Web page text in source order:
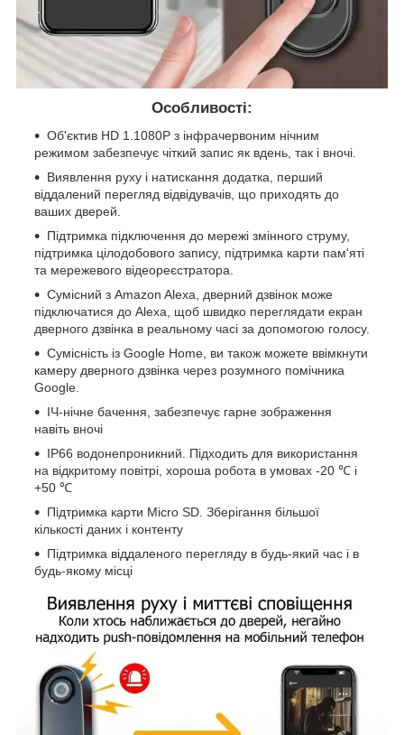
Особливості:
Об'єктив HD 1.1080P з інфрачервоним нічним
режимом забезпечує чіткий запис як вдень, так і вночі.
Виявлення руху і натискання додатка, перший
віддалений перегляд відвідувачів, що приходять до
ваших дверей.
Підтримка підключення до мережі змінного струму,
підтримка цілодобового запису, підтримка карти пам'яті
та мережевого відеореєстратора.
Сумісний з Amazon Alexa, дверний дзвінок може
підключатися до Alexa, щоб швидко переглядати екран
дверного дзвінка в реальному часі за допомогою голосу.
Сумісність із Google Home, ви також можете ввімкнути
камеру дверного дзвінка через розумного помічника
Google.
ІЧ-нічне бачення, забезпечує гарне зображення
навіть вночі
IP66 водонепроникний. Підходить для використання
на відкритому повітрі, хороша робота в умовах -20 ℃ і
+50 ℃
Підтримка карти Micro SD. Зберігання більшої
кількості даних і контенту
Підтримка віддаленого перегляду в будь-який час і в
будь-якому місці